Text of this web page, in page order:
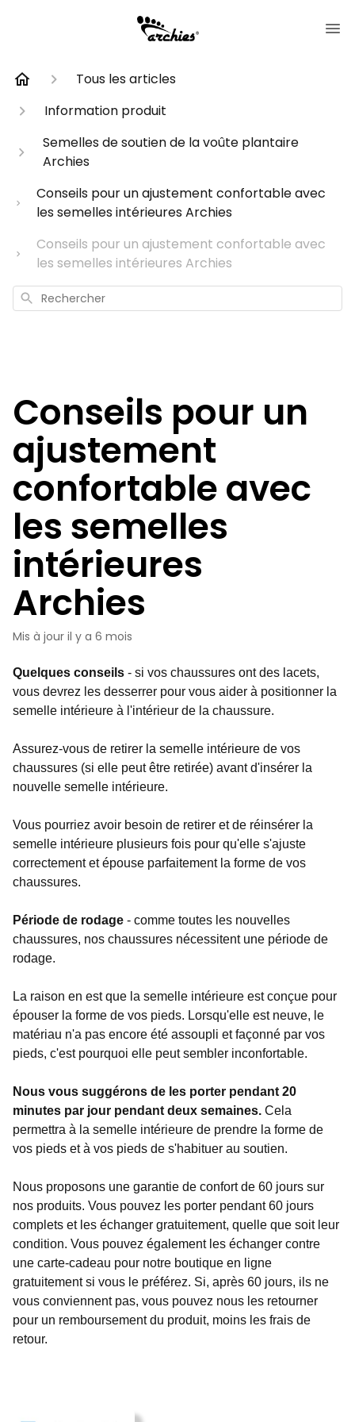
Tous les articles
Information produit
Semelles de soutien de la voûte plantaire
Archies
Conseils pour un ajustement confortable avec
les semelles intérieures Archies
Conseils pour un ajustement confortable avec
les semelles intérieures Archies
Rechercher
Conseils pour un
ajustement
confortable avec
les semelles
intérieures
Archies
Mis à jour il y a 6 mois
Quelques conseils - si vos chaussures ont des lacets,
vous devrez les desserrer pour vous aider à positionner la
semelle intérieure à l'intérieur de la chaussure.
Assurez-vous de retirer la semelle intérieure de vos
chaussures (si elle peut être retirée) avant d'insérer la
nouvelle semelle intérieure.
Vous pourriez avoir besoin de retirer et de réinsérer la
semelle intérieure plusieurs fois pour qu'elle s'ajuste
correctement et épouse parfaitement la forme de vos
chaussures.
Période de rodage - comme toutes les nouvelles
chaussures, nos chaussures nécessitent une période de
rodage.
La raison en est que la semelle intérieure est conçue pour
épouser la forme de vos pieds. Lorsqu'elle est neuve, le
matériau n'a pas encore été assoupli et façonné par vos
pieds, c'est pourquoi elle peut sembler inconfortable.
Nous vous suggérons de les porter pendant 20
minutes par jour pendant deux semaines. Cela
permettra à la semelle intérieure de prendre la forme de
vos pieds et à vos pieds de s'habituer au soutien.
Nous proposons une garantie de confort de 60 jours sur
nos produits. Vous pouvez les porter pendant 60 jours
complets et les échanger gratuitement, quelle que soit leur
condition. Vous pouvez également les échanger contre
une carte-cadeau pour notre boutique en ligne
gratuitement si vous le préférez. Si, après 60 jours, ils ne
vous conviennent pas, vous pouvez nous les retourner
pour un remboursement du produit, moins les frais de
retour.